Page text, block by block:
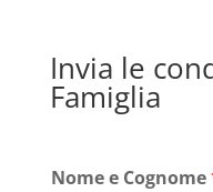
Invia le
Famiglia
Nome e Cognome